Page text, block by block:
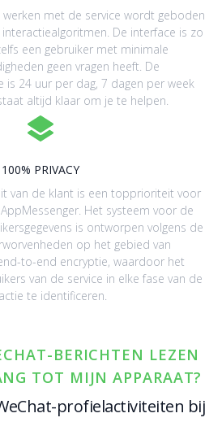
met de service wordt geboden
De interface is zo
een gebruiker met minimale
geen vragen heeft. De
is 24 uur per dag, 7 dagen per week
altijd klaar om je te helpen.
100% PRIVACY
van de klant is een topprioriteit voor
Het systeem voor de
is ontworpen volgens de
op het gebied van
to-end encryptie, waardoor het
van de service in elke fase van de
te identificeren.
BERICHTEN LEZEN
TOT MIJN APPARAAT?
profielactiviteiten bij